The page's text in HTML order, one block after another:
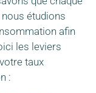
nous étudions
afin
les leviers
taux
: